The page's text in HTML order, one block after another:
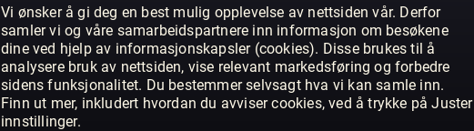
Vi ønsker å gi deg en best mulig opplevelse av nettsiden vår. Derfor
samler vi og våre samarbeidspartnere inn informasjon om besøkene
dine ved hjelp av informasjonskapsler (cookies). Disse brukes til å
analysere bruk av nettsiden, vise relevant markedsføring og forbedre
sidens funksjonalitet. Du bestemmer selvsagt hva vi kan samle inn.
Finn ut mer, inkludert hvordan du avviser cookies, ved å trykke på Juster
innstillinger.